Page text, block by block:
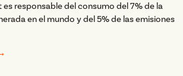
es responsable del consumo del 7% de la
en el mundo y del 5% de las emisiones